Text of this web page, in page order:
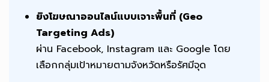
ยิงโฆษณาออนไลน์แบบเจาะพื้นที่ (Geo
Targeting Ads)
ผ่าน Facebook, Instagram และ Google โดย
เลือกกลุ่มเป้าหมายตามจังหวัดหรือรัศมีจุด